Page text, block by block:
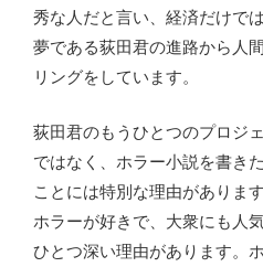
秀な人だと言い、経済だけで
夢である荻田君の進路から人
リングをしています。
荻田君のもうひとつのプロジ
ではなく、ホラー小説を書き
ことには特別な理由がありま
ホラーが好きで、大衆にも人
ひとつ深い理由があります。